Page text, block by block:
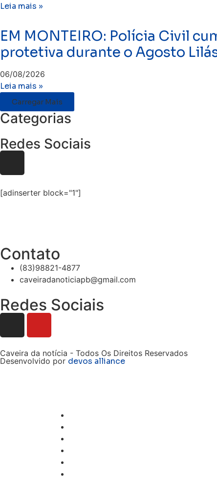
Leia mais »
EM MONTEIRO: Polícia Civil
protetiva durante o Agosto
06/08/2026
Leia mais »
Carregar Mais
Categorias
Redes Sociais
[adinserter block="1"]
Contato
(83)98821-4877
caveiradanoticiapb@gmail.com
Redes Sociais
Caveira da notícia - Todos Os Direitos Reservados
Desenvolvido por devos alliance